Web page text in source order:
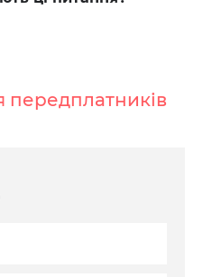
передплатників